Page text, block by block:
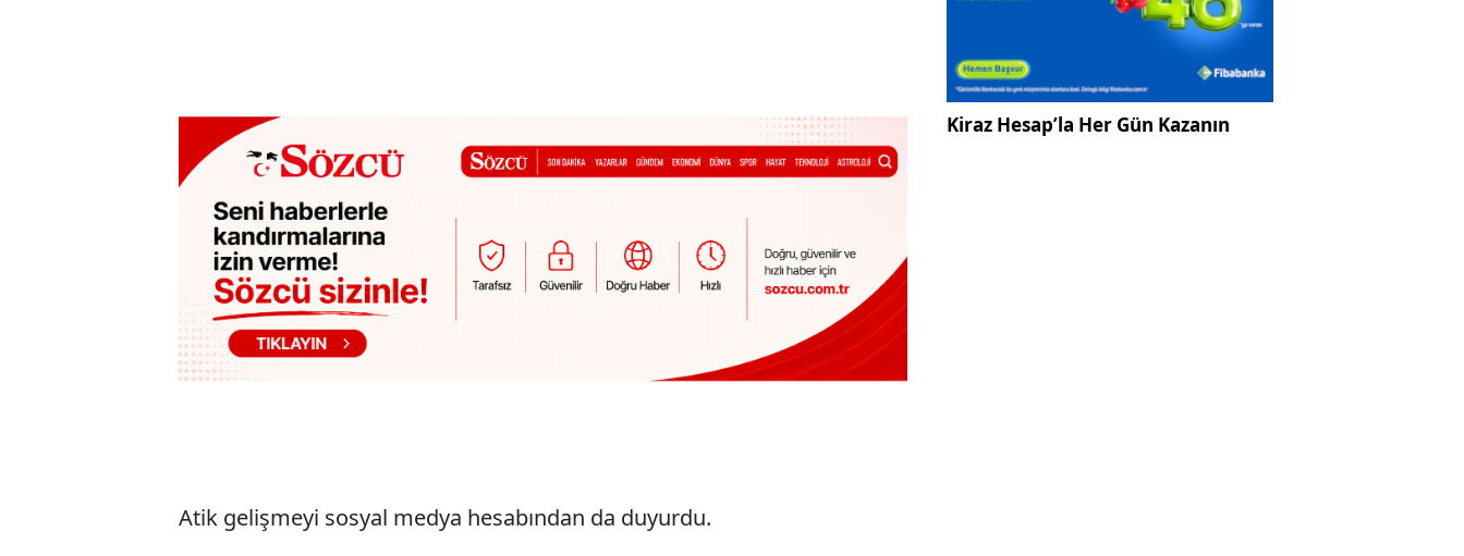
Atik gelişmeyi sosyal medya hesabından da duyurdu.
Kiraz Hesap’la Her Gün Kazanın